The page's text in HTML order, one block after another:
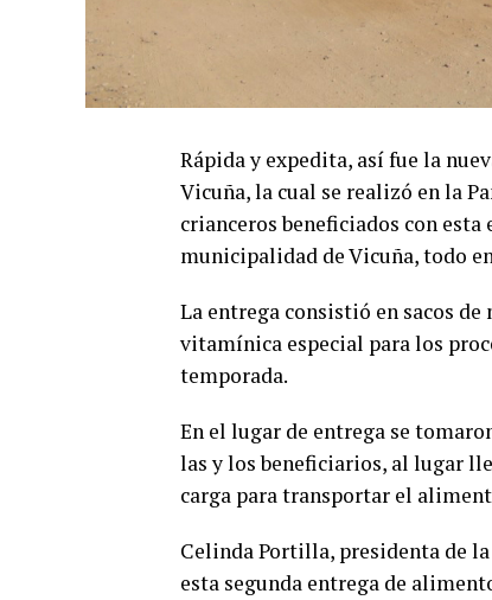
Rápida y expedita, así fue la
Vicuña, la cual se realizó en la
crianceros beneficiados con
municipalidad de Vicuña, todo
La entrega consistió en sacos
vitamínica especial para los
temporada.
En el lugar de entrega se
las y los beneficiarios, al lugar
carga para transportar el
Celinda Portilla, presidenta de
esta segunda entrega de